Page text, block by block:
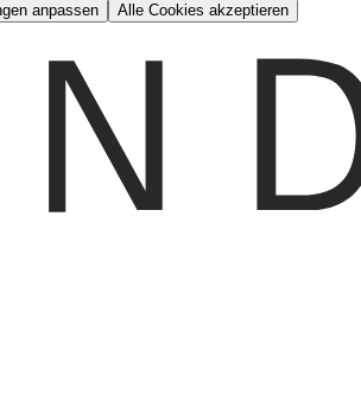
anpassen Alle Cookies akzeptieren